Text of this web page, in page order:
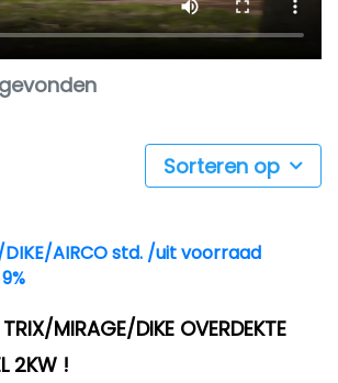
Sorteren op
MIRAGE/DIKE OVERDEKTE
2KW !